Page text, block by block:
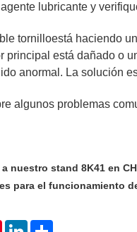
lubricante y
tornilloestá haciendo
principal está dañado o
anormal. La solución
algunos problemas
nuestro stand 8K41 en
para el funcionamiento
PinterestLinkedIn